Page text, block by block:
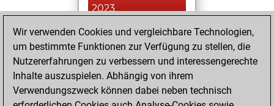
2023
You achieved a
BeautyScore of 26
Fritz
achieved a new Elo
of 1549
Wir verwenden Cookies und vergleichbare Technologien,
um bestimmte Funktionen zur Verfügung zu stellen, die
Nutzererfahrungen zu verbessern und interessengerechte
Inhalte auszuspielen. Abhängig von ihrem
Verwendungszweck können dabei neben technisch